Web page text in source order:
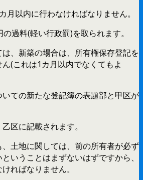
月以内に行わなければなりません。
過料(軽い行政罰)を取られます。
、新築の場合は、所有権保存登記を
(これは1カ月以内でなくてもよ
ての新たな登記簿の表題部と甲区が
区に記載されます。
土地に関しては、前の所有者が必ず
いうことはまずないはずですから、
ればなりません。